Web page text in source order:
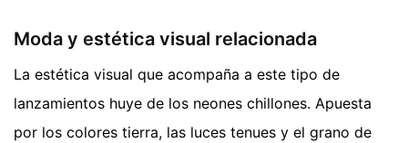
Moda y estética visual relacionada
La estética visual que acompaña a este tipo de
lanzamientos huye de los neones chillones. Apuesta
por los colores tierra, las luces tenues y el grano de